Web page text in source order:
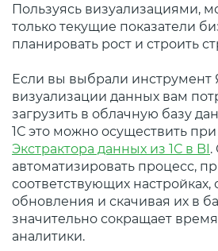
Пользуясь визуализациями,
только текущие показатели
планировать рост и строить
Если вы выбрали инструмент
визуализации данных вам
загрузить в облачную базу
1С это можно осуществить
Экстрактора данных из 1С в BI.
автоматизировать процесс,
соответствующих настройках,
обновления и скачивая их в
значительно сокращает
аналитики.